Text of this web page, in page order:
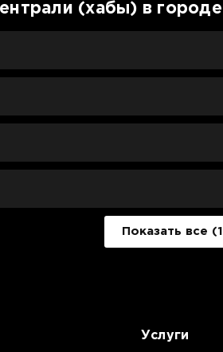
(хабы) в
Показать все
Услуги